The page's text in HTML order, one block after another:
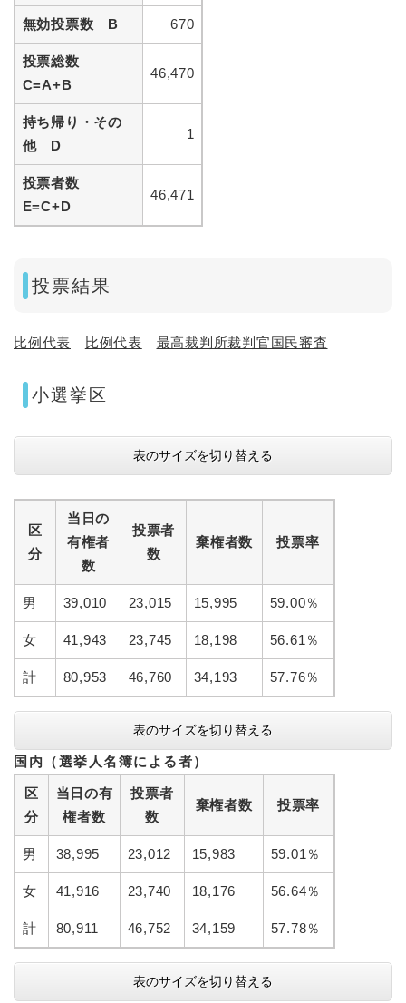
無効投票数 B 670
投票総数
C=A+B
46,470
持ち帰り・その
他 D
1
投票者数
E=C+D
46,471
投票結果
比例代表 比例代表 最高裁判所裁判官国民審査
小選挙区
表のサイズを切り替える
区
分
当日の
有権者
数
投票者
数
棄権者数 投票率
男 39,010 23,015 15,995 59.00％
女 41,943 23,745 18,198 56.61％
計 80,953 46,760 34,193 57.76％
表のサイズを切り替える
国内（選挙人名簿による者）
区
分
当日の有
権者数
投票者
数
棄権者数 投票率
男 38,995 23,012 15,983 59.01％
女 41,916 23,740 18,176 56.64％
計 80,911 46,752 34,159 57.78％
表のサイズを切り替える